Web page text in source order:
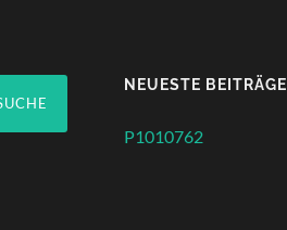
NEUESTE BEITRÄGE
P1010762